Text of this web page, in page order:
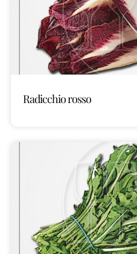
Radicchio rosso